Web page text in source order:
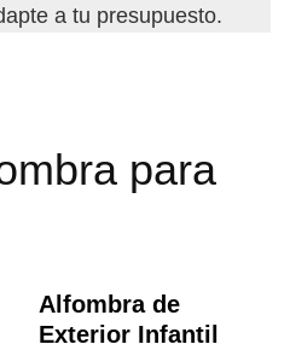
a tu presupuesto.
para
Alfombra de
Exterior Infantil